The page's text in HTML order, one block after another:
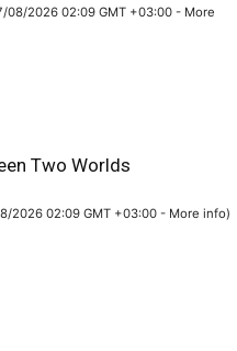
08/2026 02:09 GMT +03:00 - More
Two Worlds
2026 02:09 GMT +03:00 - More info)